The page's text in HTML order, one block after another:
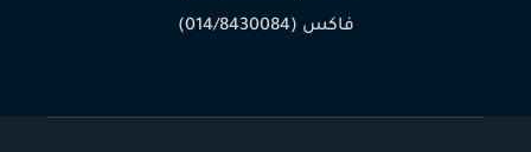
فاكس (014/8430084)